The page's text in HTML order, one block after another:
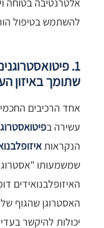
אלטרנטיבה בטוחה
להשתמש בטיפול
1.
שתומך באיזון
אחד הרכיבים
עשירה ב
הנקראות
שמשמעותו
האיזופלבנואידים
האסטרוגן שהגוף
יכולות להיקשר